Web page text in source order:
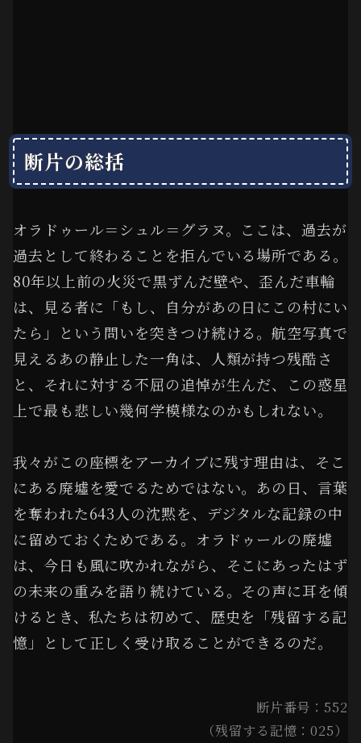
断片の総括
オラドゥール＝シュル＝グラヌ。ここは、過去が
過去として終わることを拒んでいる場所である。
80年以上前の火災で黒ずんだ壁や、歪んだ車輪
は、見る者に「もし、自分があの日にこの村にい
たら」という問いを突きつけ続ける。航空写真で
見えるあの静止した一角は、人類が持つ残酷さ
と、それに対する不屈の追悼が生んだ、この惑星
上で最も悲しい幾何学模様なのかもしれない。
我々がこの座標をアーカイブに残す理由は、そこ
にある廃墟を愛でるためではない。あの日、言葉
を奪われた643人の沈黙を、デジタルな記録の中
に留めておくためである。オラドゥールの廃墟
は、今日も風に吹かれながら、そこにあったはず
の未来の重みを語り続けている。その声に耳を傾
けるとき、私たちは初めて、歴史を「残留する記
憶」として正しく受け取ることができるのだ。
断片番号：552
（残留する記憶：025）